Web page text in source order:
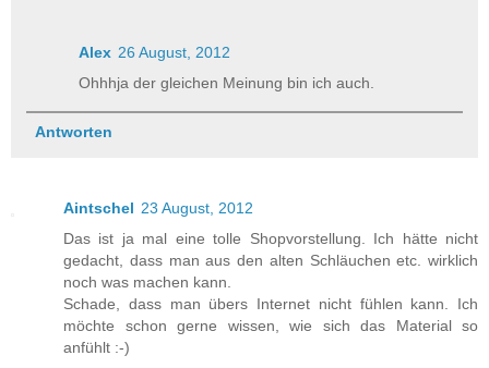
Alex 26 August, 2012
Ohhhja der gleichen Meinung bin ich auch.
Antworten
Aintschel 23 August, 2012
Das ist ja mal eine tolle Shopvorstellung. Ich hätte nicht
gedacht, dass man aus den alten Schläuchen etc. wirklich
noch was machen kann.
Schade, dass man übers Internet nicht fühlen kann. Ich
möchte schon gerne wissen, wie sich das Material so
anfühlt :-)